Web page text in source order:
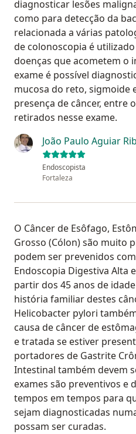
diagnosticar lesões
como para detecção da
relacionada a várias
de colonoscopia é
doenças que acometem o
exame é possível
mucosa do reto, sigmoide
presença de câncer, entre
retirados nesse exame.
João Paulo Aguiar
Endoscopista
Fortaleza
O Câncer de Esôfago,
Grosso (Cólon) são muito
podem ser prevenidos
Endoscopia Digestiva Alta
partir dos 45 anos de
história familiar destes
Helicobacter pylori
causa de câncer de
e tratada se estiver
portadores de Gastrite
Intestinal também devem
exames são preventivos e
tempos em tempos para
sejam diagnosticadas
possam ser curadas.